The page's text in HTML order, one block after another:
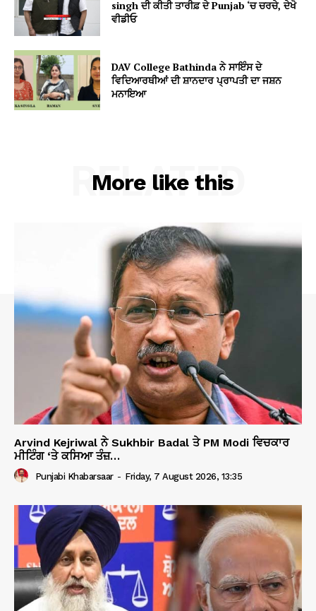
singh ਦੀ ਕੀਤੀ ਤਾਰੀਫ਼ ਦੇ Punjab ‘ਚ ਚਰਚੇ, ਦੇਖੋ
ਵੀਡੀਓ
DAV College Bathinda ਨੇ ਸਾਇੰਸ ਦੇ
ਵਿਦਿਆਰਥੀਆਂ ਦੀ ਸ਼ਾਨਦਾਰ ਪ੍ਰਾਪਤੀ ਦਾ ਜਸ਼ਨ
ਮਨਾਇਆ
More like this
RELATED
Arvind Kejriwal ਨੇ Sukhbir Badal ਤੇ PM Modi ਵਿਚਕਾਰ
ਮੀਟਿੰਗ ‘ਤੇ ਕਸਿਆ ਤੰਜ਼…
Punjabi Khabarsaar - Friday, 7 August 2026, 13:35